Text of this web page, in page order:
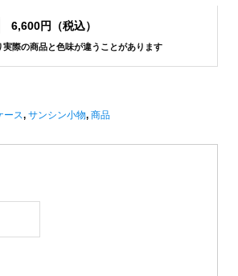
6,600円（税込）
際の商品と色味が違うことがあります
ース, サンシン小物, 商品